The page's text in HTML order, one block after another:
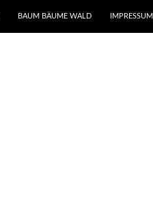
BAUM BÄUME WALD IMPRESSUM